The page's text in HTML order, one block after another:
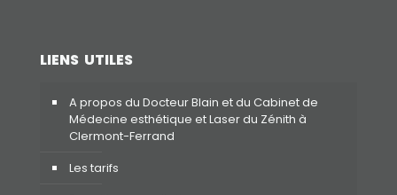
LIENS UTILES
A propos du Docteur Blain et du Cabinet de
Médecine esthétique et Laser du Zénith à
Clermont-Ferrand
Les tarifs